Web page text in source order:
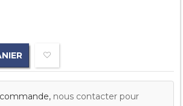
nous contacter pour